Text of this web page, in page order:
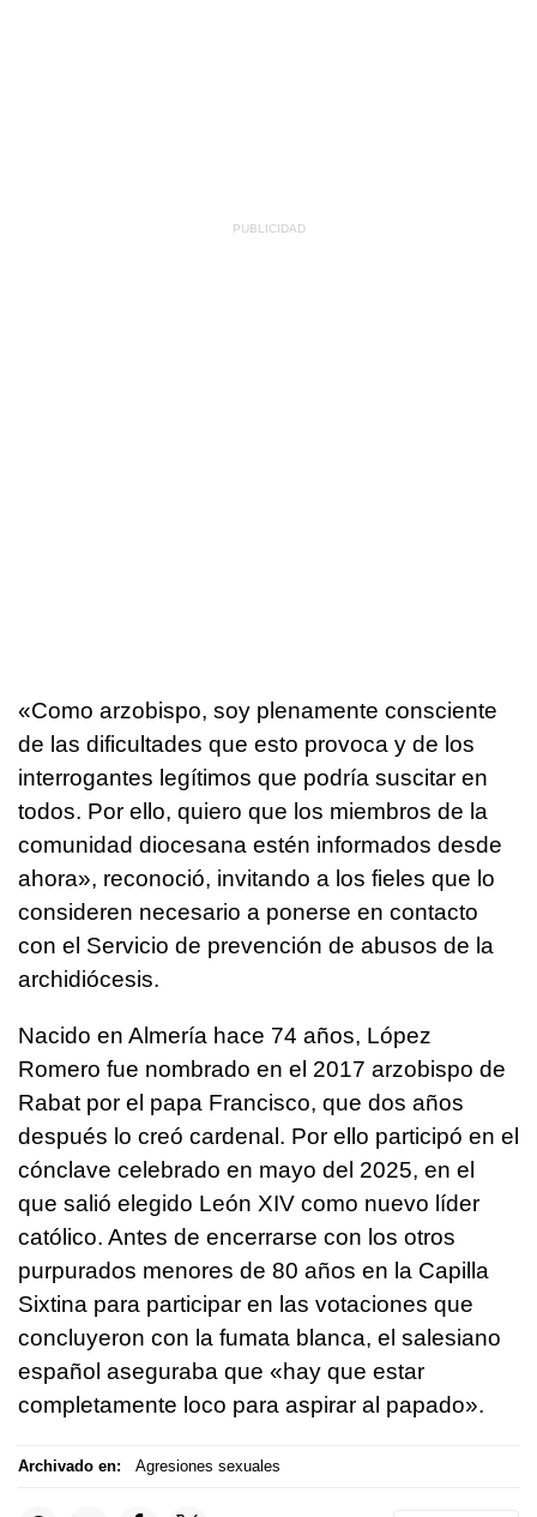
«Como arzobispo, soy plenamente consciente
de las dificultades que esto provoca y de los
interrogantes legítimos que podría suscitar en
todos. Por ello, quiero que los miembros de la
comunidad diocesana estén informados desde
ahora», reconoció, invitando a los fieles que lo
consideren necesario a ponerse en contacto
con el Servicio de prevención de abusos de la
archidiócesis.
Nacido en Almería hace 74 años, López
Romero fue nombrado en el 2017 arzobispo de
Rabat por el papa Francisco, que dos años
después lo creó cardenal. Por ello participó en el
cónclave celebrado en mayo del 2025, en el
que salió elegido León XIV como nuevo líder
católico. Antes de encerrarse con los otros
purpurados menores de 80 años en la Capilla
Sixtina para participar en las votaciones que
concluyeron con la fumata blanca, el salesiano
español aseguraba que «hay que estar
completamente loco para aspirar al papado».
Archivado en: Agresiones sexuales